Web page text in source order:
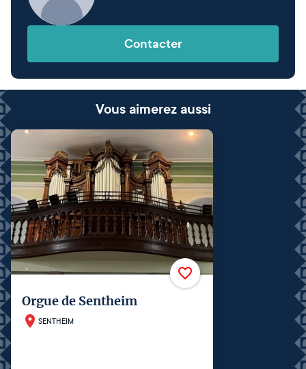
Contacter
Vous aimerez aussi
Orgue de Sentheim
SENTHEIM